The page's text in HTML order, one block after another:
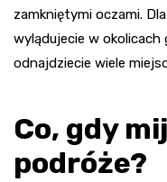
zamkniętymi oczami.
wylądujecie w okolicach
odnajdziecie wiele
Co, gdy
podróże?